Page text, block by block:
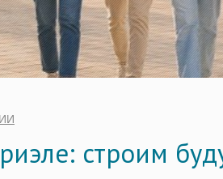
строим